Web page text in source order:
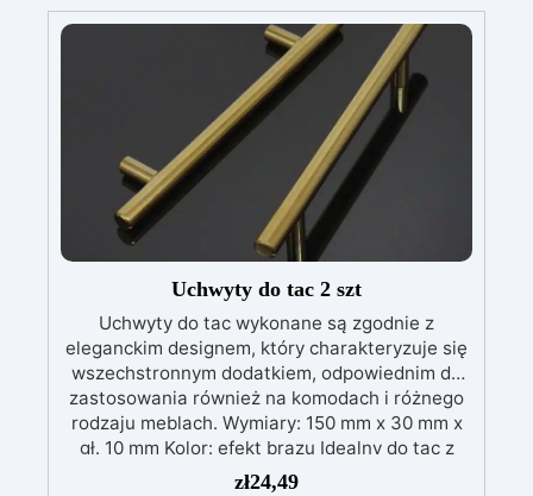
Uchwyty do tac 2 szt
Uchwyty do tac wykonane są zgodnie z
eleganckim designem, który charakteryzuje się
wszechstronnym dodatkiem, odpowiednim do
zastosowania również na komodach i różnego
rodzaju meblach. Wymiary: 150 mm x 30 mm x
gł. 10 mm Kolor: efekt brązu Idealny do tac z
żywicy epoksydowej.
zł24,49